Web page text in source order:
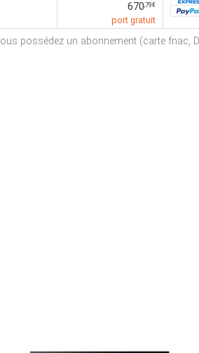
670,79€
port gratuit
possédez un abonnement (carte fnac,